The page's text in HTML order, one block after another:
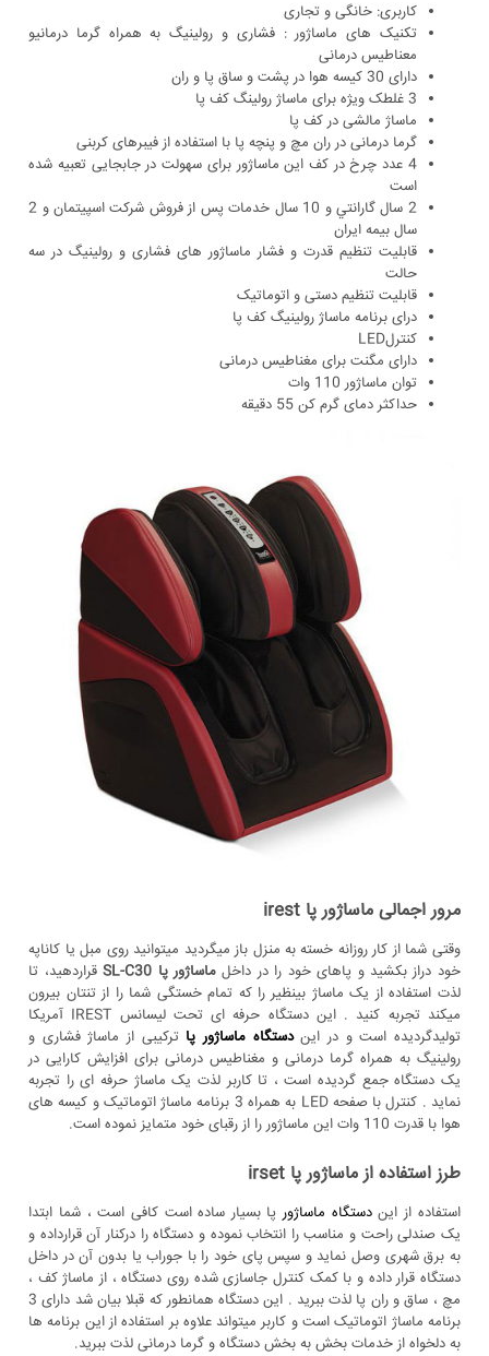
کاربری: خانگی و تجاری
تکنیک های ماساژور : فشاری و رولینیگ به همراه گرما درمانیو
معناطیس درمانی
دارای 30 کیسه هوا در پشت و ساق پا و ران
3 غلطک ویژه برای ماساژ رولینگ کف پا
ماساژ مالشی در کف پا
گرما درمانی در ران مچ و پنچه پا با استفاده از فیبرهای کربنی
4 عدد چرخ در کف این ماساژور برای سهولت در جابجایی تعبیه شده
است
2 سال گارانتي و 10 سال خدمات پس از فروش شركت اسپيتمان و 2
سال بیمه ایران
قابلیت تنظیم قدرت و فشار ماساژور های فشاری و رولینیگ در سه
حالت
قابلیت تنظیم دستی و اتوماتیک
درای برنامه ماساژ رولینیگ کف پا
کنترلLED
دارای مگنت برای مغناطیس درمانی
توان ماساژور 110 وات
حداکثر دمای گرم کن 55 دقیقه
مرور اجمالی ماساژور پا irest
وقتی شما از کار روزانه خسته به منزل باز میگردید میتوانید روی مبل یا کاناپه
خود دراز بکشید و پاهای خود را در داخلماساژور پا SL-C30
قراردهید، تا
لذت استفاده از یک ماساژ بینظیر را که تمام خستگی شما را از تنتان بیرون
میکند تجربه کنید . این دستگاه حرفه ای تحت لیسانس IREST آمریکا
تولیدگردیده است و در ایندستگاه ماساژور پا ترکیبی از ماساژ فشاری و
رولینیگ به همراه گرما درمانی و مغناطیس درمانی برای افزایش کارایی در
یک دستگاه جمع گردیده است ، تا کاربر لذت یک ماساژ حرفه ای را تجربه
نماید . کنترل با صفحه LED به همراه 3 برنامه ماساژ اتوماتیک و کیسه های
هوا با قدرت 110 وات این ماساژور را از رقبای خود متمایز نموده است.
طرز استفاده از ماساژور پا irset
استفاده از ایندستگاه ماساژور پا بسیار ساده است کافی است ، شما ابتدا
یک صندلی راحت و مناسب را انتخاب نموده و دستگاه را درکنار آن قرارداده و
به برق شهری وصل نماید و سپس پای خود را با جوراب یا بدون آن در داخل
دستگاه قرار داده و با کمک کنترل جاسازی شده روی دستگاه ، از ماساژ کف ،
مچ ، ساق و ران پا لذت ببرید . این دستگاه همانطور که قبلا بیان شد دارای 3
برنامه ماساژ اتوماتیک است و کاربر میتواند علاوه بر استفاده از این برنامه ها
به دلخواه از خدمات بخش به بخش دستگاه و گرما درمانی لذت ببرید.